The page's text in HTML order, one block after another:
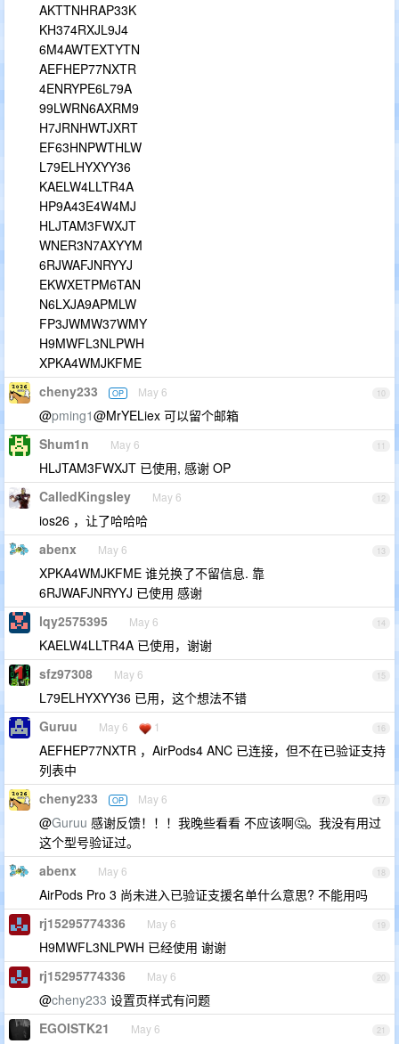
AKTTNHRAP33K
KH374RXJL9J4
6M4AWTEXTYTN
AEFHEP77NXTR
4ENRYPE6L79A
99LWRN6AXRM9
H7JRNHWTJXRT
EF63HNPWTHLW
L79ELHYXYY36
KAELW4LLTR4A
HP9A43E4W4MJ
HLJTAM3FWXJT
WNER3N7AXYYM
6RJWAFJNRYYJ
EKWXETPM6TAN
N6LXJA9APMLW
FP3JWMW37WMY
H9MWFL3NLPWH
XPKA4WMJKFME
10
cheny233 OP May 6
@pming1@MrYELiex 可以留个邮箱
11
Shum1n May 6
HLJTAM3FWXJT 已使用, 感谢 OP
12
CalledKingsley May 6
ios26 ，让了哈哈哈
13
abenx May 6
XPKA4WMJKFME 谁兑换了不留信息. 靠
6RJWAFJNRYYJ 已使用 感谢
14
lqy2575395 May 6
KAELW4LLTR4A 已使用，谢谢
15
sfz97308 May 6
L79ELHYXYY36 已用，这个想法不错
16
Guruu May 6 1
AEFHEP77NXTR ，AirPods4 ANC 已连接，但不在已验证支持
列表中
17
cheny233 OP May 6
@Guruu 感谢反馈！！！我晚些看看 不应该啊🤔。我没有用过
这个型号验证过。
18
abenx May 6
AirPods Pro 3 尚未进入已验证支援名单什么意思? 不能用吗
19
rj15295774336 May 6
H9MWFL3NLPWH 已经使用 谢谢
20
rj15295774336 May 6
@cheny233 设置页样式有问题
21
EGOISTK21 May 6